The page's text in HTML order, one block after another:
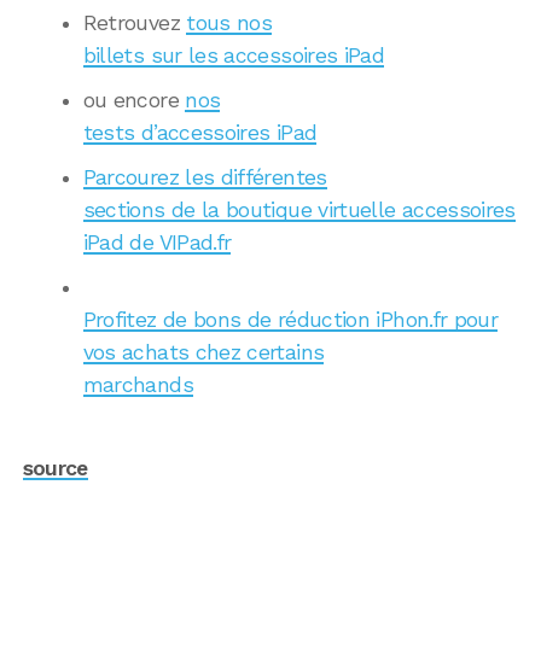
Retrouvez tous nos
billets sur les accessoires iPad
ou encore nos
tests d’accessoires iPad
Parcourez les différentes
sections de la boutique virtuelle accessoires
iPad de VIPad.fr
Profitez de bons de réduction iPhon.fr pour
vos achats chez certains
marchands
source